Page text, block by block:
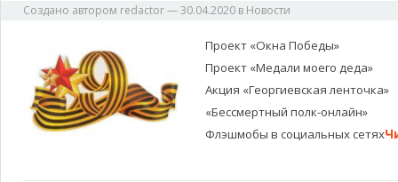
Создано автором redactor—30.04.2020 в Новости
Проект «Окна Победы»
Проект «Медали моего деда»
Акция «Георгиевская ленточка»
«Бессмертный полк-онлайн»
Флэшмобы в социальных сетях